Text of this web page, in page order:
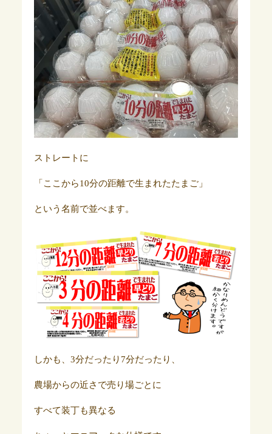
ストレートに
「ここから10分の距離で生まれたたまご」
という名前で並べます。
しかも、3分だったり7分だったり、
農場からの近さで売り場ごとに
すべて装丁も異なる